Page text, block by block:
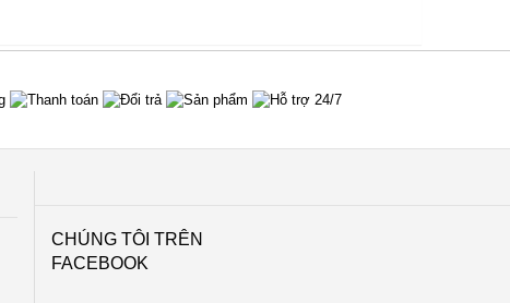
CHÚNG TÔI TRÊN
FACEBOOK